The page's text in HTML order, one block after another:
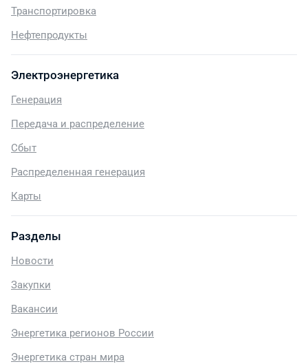
Транспортировка
Нефтепродукты
Электроэнергетика
Генерация
Передача и распределение
Сбыт
Распределенная генерация
Карты
Разделы
Новости
Закупки
Вакансии
Энергетика регионов России
Энергетика стран мира